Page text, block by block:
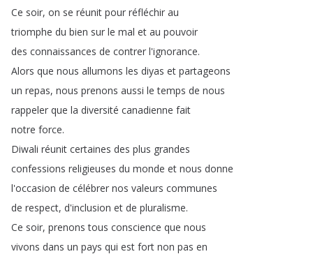
Ce soir, on se réunit pour réfléchir au
triomphe du bien sur le mal et au pouvoir
des connaissances de contrer l'ignorance.
Alors que nous allumons les diyas et partageons
un repas, nous prenons aussi le temps de nous
rappeler que la diversité canadienne fait
notre force.
Diwali réunit certaines des plus grandes
confessions religieuses du monde et nous donne
l'occasion de célébrer nos valeurs communes
de respect, d'inclusion et de pluralisme.
Ce soir, prenons tous conscience que nous
vivons dans un pays qui est fort non pas en